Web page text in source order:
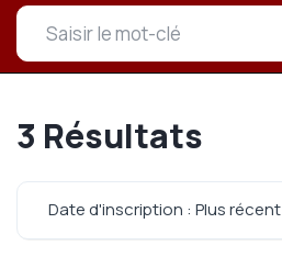
3 Résultats
Date d'inscription : Plus récent